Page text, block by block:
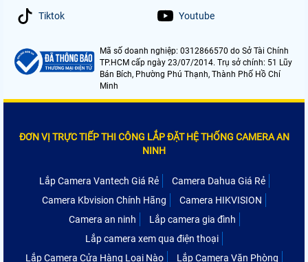
Tiktok Youtube
Mã số doanh nghiệp: 0312866570 do Sở Tài Chính
TP.HCM cấp ngày 23/07/2014. Trụ sở chính: 51 Lũy
Bán Bích, Phường Phú Thạnh, Thành Phố Hồ Chí
Minh
ĐƠN VỊ TRỰC TIẾP THI CÔNG LẮP ĐẶT HỆ THỐNG CAMERA AN
NINH
Lắp Camera Vantech Giá Rẻ
Camera Dahua Giá Rẻ
Camera Kbvision Chính Hãng
Camera HIKVISION
Camera an ninh
Lắp camera gia đình
Lắp camera xem qua điện thoại
Lắp Camera Cửa Hàng Loại Nào
Lắp Camera Văn Phòng